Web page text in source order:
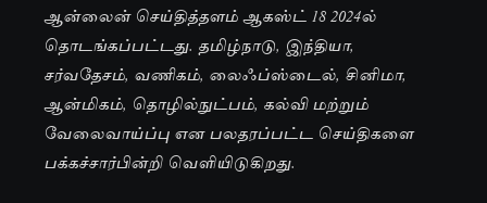
ஆன்லைன் செய்தித்தளம் ஆகஸ்ட் 18 2024ல்
தொடங்கப்பட்டது. தமிழ்நாடு, இந்தியா,
சர்வதேசம், வணிகம், லைஃப்ஸ்டைல், சினிமா,
ஆன்மிகம், தொழில்நுட்பம், கல்வி மற்றும்
வேலைவாய்ப்பு என பலதரப்பட்ட செய்திகளை
பக்கச்சார்பின்றி வெளியிடுகிறது.